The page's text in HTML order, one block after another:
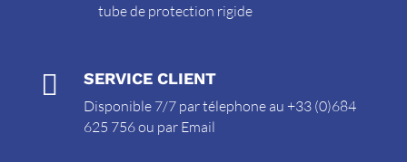
tube de protection rigide
 SERVICE CLIENT
Disponible 7/7 par télephone au +33 (0)684
625 756 ou par Email